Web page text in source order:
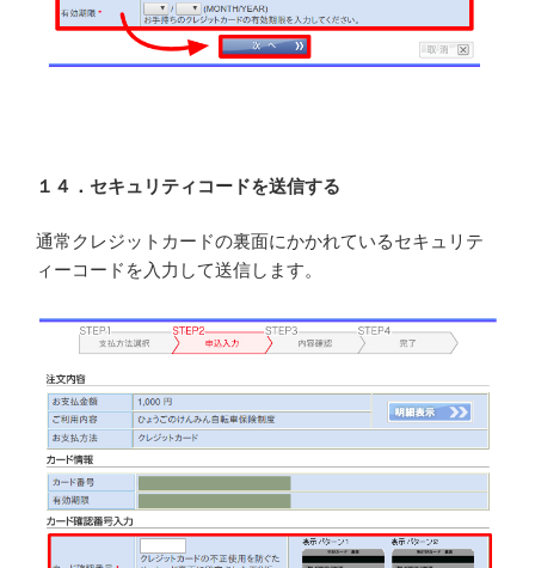
１４．セキュリティコードを送信する
通常クレジットカードの裏面にかかれているセキュリテ
ィーコードを入力して送信します。